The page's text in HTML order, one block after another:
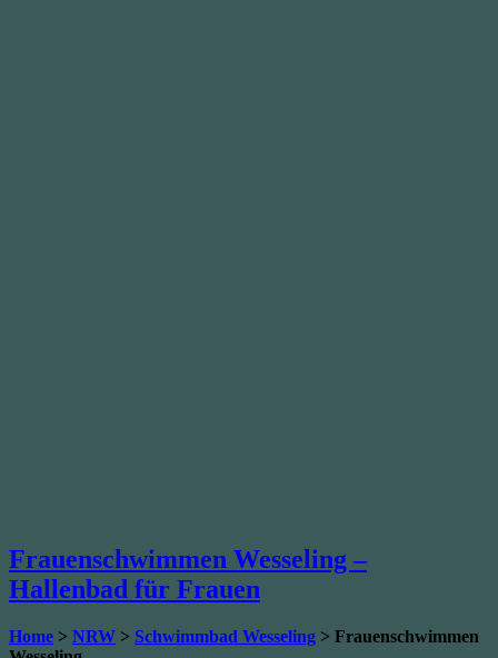
Frauenschwimmen Wesseling –
Hallenbad für Frauen
Home > NRW > Schwimmbad Wesseling > Frauenschwimmen